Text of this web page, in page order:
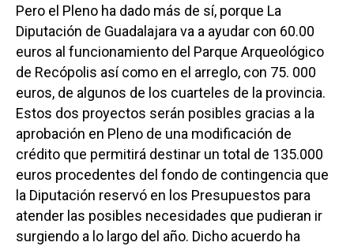
Pero el Pleno ha dado más de sí, porque La
Diputación de Guadalajara va a ayudar con 60.00
euros al funcionamiento del Parque Arqueológico
de Recópolis así como en el arreglo, con 75. 000
euros, de algunos de los cuarteles de la provincia.
Estos dos proyectos serán posibles gracias a la
aprobación en Pleno de una modificación de
crédito que permitirá destinar un total de 135.000
euros procedentes del fondo de contingencia que
la Diputación reservó en los Presupuestos para
atender las posibles necesidades que pudieran ir
surgiendo a lo largo del año. Dicho acuerdo ha